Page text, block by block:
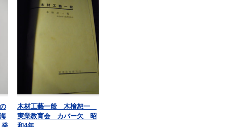
木材工藝一般 木檜恕一
実業教育会 カバー欠 昭